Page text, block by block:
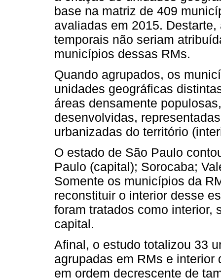
base na matriz de 409
avaliadas em 2015.
temporais não seriam
municípios dessas RMs.
Quando agrupados, os
unidades geográficas
áreas densamente
desenvolvidas,
urbanizadas do território
O estado de São Paulo
Paulo (capital); Sorocaba;
Somente os municípios da
reconstituir o interior desse
foram tratados como interior,
capital.
Afinal, o estudo totalizou 33
agrupadas em RMs e
em ordem decrescente de